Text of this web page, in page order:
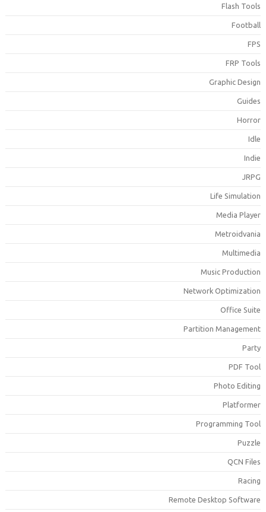
Flash
FRP
Graphic
Life
Media
Music
Network
Office
Partition
PDF
Photo
Programming
QCN
Remote Desktop